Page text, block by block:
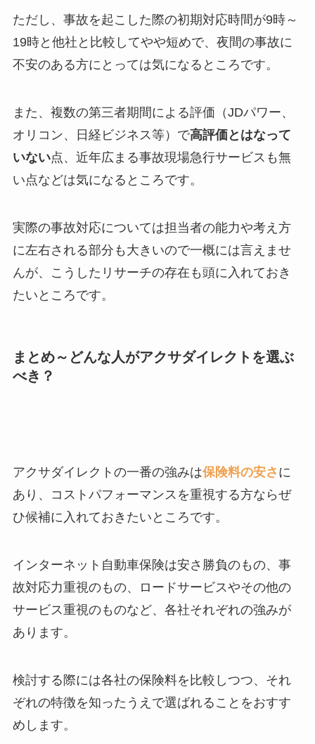
ただし、事故を起こした際の初期対応時間が9時～
19時と他社と比較してやや短めで、夜間の事故に
不安のある方にとっては気になるところです。
また、複数の第三者期間による評価（JDパワー、
オリコン、日経ビジネス等）で高評価とはなって
いない点、近年広まる事故現場急行サービスも無
い点などは気になるところです。
実際の事故対応については担当者の能力や考え方
に左右される部分も大きいので一概には言えませ
んが、こうしたリサーチの存在も頭に入れておき
たいところです。
まとめ～どんな人がアクサダイレクトを選ぶ
べき？
アクサダイレクトの一番の強みは保険料の安さ に
あり、コストパフォーマンスを重視する方ならぜ
ひ候補に入れておきたいところです。
インターネット自動車保険は安さ勝負のもの、事
故対応力重視のもの、ロードサービスやその他の
サービス重視のものなど、各社それぞれの強みが
あります。
検討する際には各社の保険料を比較しつつ、それ
ぞれの特徴を知ったうえで選ばれることをおすす
めします。